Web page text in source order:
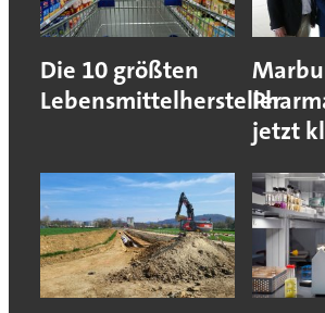
Die 10 größten
Lebensmittelhersteller
jetzt